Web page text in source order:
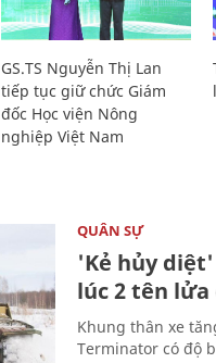
GS.TS Nguyễn Thị Lan
tiếp tục giữ chức Giám
đốc Học viện Nông
nghiệp Việt Nam
QUÂN SỰ
'Kẻ hủy
lúc 2 tên
Khung thân xe
Terminator có độ